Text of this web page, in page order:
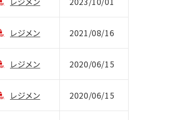
レジメン 2021/08/16
レジメン 2020/06/15
レジメン 2020/06/15